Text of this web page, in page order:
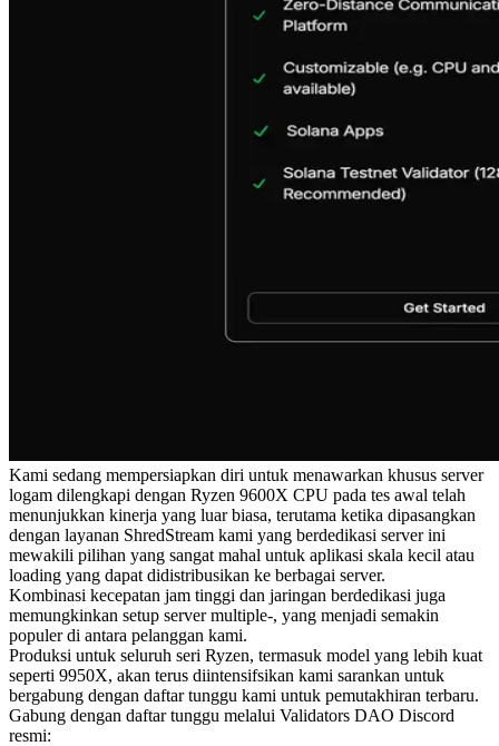
Kami sedang mempersiapkan diri untuk menawarkan khusus server
logam dilengkapi dengan Ryzen 9600X CPU pada tes awal telah
menunjukkan kinerja yang luar biasa, terutama ketika dipasangkan
dengan layanan ShredStream kami yang berdedikasi server ini
mewakili pilihan yang sangat mahal untuk aplikasi skala kecil atau
loading yang dapat didistribusikan ke berbagai server.
Kombinasi kecepatan jam tinggi dan jaringan berdedikasi juga
memungkinkan setup server multiple-, yang menjadi semakin
populer di antara pelanggan kami.
Produksi untuk seluruh seri Ryzen, termasuk model yang lebih kuat
seperti 9950X, akan terus diintensifsikan kami sarankan untuk
bergabung dengan daftar tunggu kami untuk pemutakhiran terbaru.
Gabung dengan daftar tunggu melalui Validators DAO Discord
resmi: